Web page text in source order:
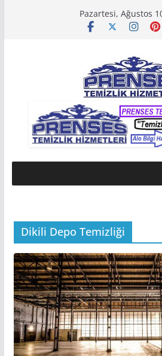
Pazartesi, Ağustos
Dikili Depo Temizliği